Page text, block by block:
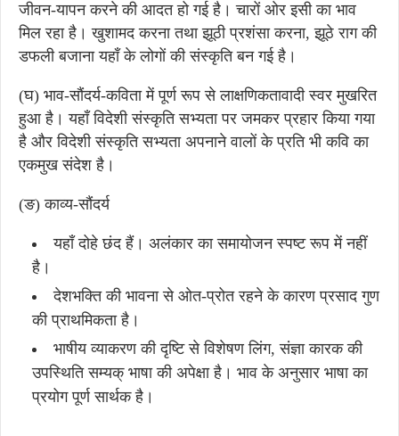
जीवन-यापन करने की आदत हो गई है। चारों ओर इसी का भाव
मिल रहा है। खुशामद करना तथा झूठी प्रशंसा करना, झूठे राग की
डफली बजाना यहाँ के लोगों की संस्कृति बन गई है।
(घ) भाव-सौंदर्य-कविता में पूर्ण रूप से लाक्षणिकतावादी स्वर मुखरित
हुआ है। यहाँ विदेशी संस्कृति सभ्यता पर जमकर प्रहार किया गया
है और विदेशी संस्कृति सभ्यता अपनाने वालों के प्रति भी कवि का
एकमुख संदेश है।
(ङ) काव्य-सौंदर्य
यहाँ दोहे छंद हैं। अलंकार का समायोजन स्पष्ट रूप में नहीं
है।
देशभक्ति की भावना से ओत-प्रोत रहने के कारण प्रसाद गुण
की प्राथमिकता है।
भाषीय व्याकरण की दृष्टि से विशेषण लिंग, संज्ञा कारक की
उपस्थिति सम्यक् भाषा की अपेक्षा है। भाव के अनुसार भाषा का
प्रयोग पूर्ण सार्थक है।